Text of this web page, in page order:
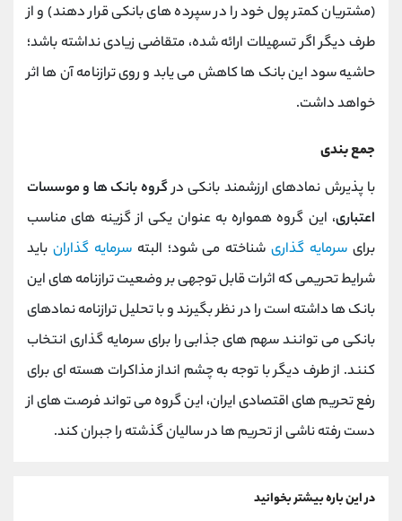
(مشتریان کمتر پول خود را در سپرده های بانکی قرار دهند) و از
طرف دیگر اگر تسهیلات ارائه شده، متقاضی زیادی نداشته باشد؛
حاشیه سود این بانک ها کاهش می یابد و روی ترازنامه آن ها اثر
خواهد داشت.
جمع بندی
با پذیرش نمادهای ارزشمند بانکی درگروه بانک ها و موسسات
اعتباری، این گروه همواره به عنوان یکی از گزینه های مناسب
برای سرمایه گذاریشناخته می شود؛ البتهسرمایه گذاران باید
شرایط تحریمی که اثرات قابل توجهی بر وضعیت ترازنامه های این
بانک ها داشته است را در نظر بگیرند و با تحلیل ترازنامه نمادهای
بانکی می توانند سهم های جذابی را برای سرمایه گذاری انتخاب
کنند. از طرف دیگر با توجه به چشم انداز مذاکرات هسته ای برای
رفع تحریم های اقتصادی ایران، این گروه می تواند فرصت های از
دست رفته ناشی از تحریم ها در سالیان گذشته را جبران کند.
در این باره بیشتر بخوانید